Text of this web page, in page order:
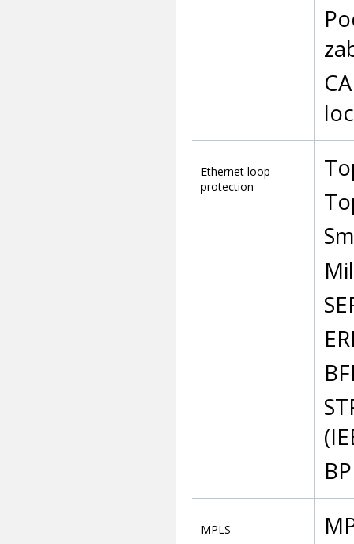
Ethernet loop
protection
MPLS